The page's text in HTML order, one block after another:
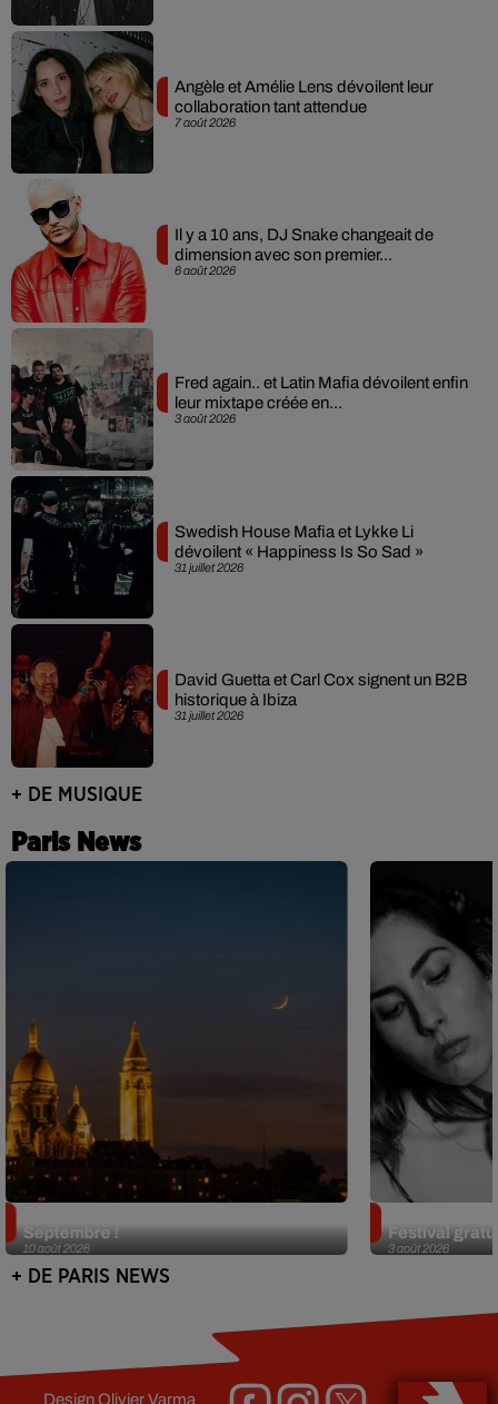
7 août 2026
Angèle et Amélie Lens dévoilent leur
collaboration tant attendue
6 août 2026
Il y a 10 ans, DJ Snake changeait de
dimension avec son premier...
3 août 2026
Fred again.. et Latin Mafia dévoilent enfin
leur mixtape créée en...
31 juillet 2026
Swedish House Mafia et Lykke Li
dévoilent « Happiness Is So Sad »
31 juillet 2026
David Guetta et Carl Cox signent un B2B
historique à Ibiza
+ DE MUSIQUE
Paris News
10 août 2026
Septembre !
3 août 2026
Festival
+ DE PARIS NEWS
DesignOlivier Varma